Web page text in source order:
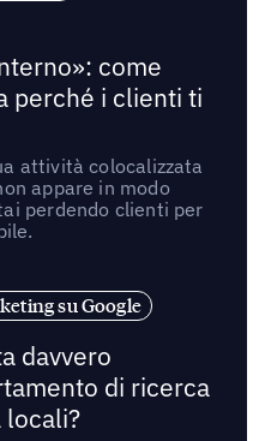
come
perché i clienti ti
attività colocalizzata
appare in modo
perdendo clienti per
su Google
davvero
di ricerca
locali?